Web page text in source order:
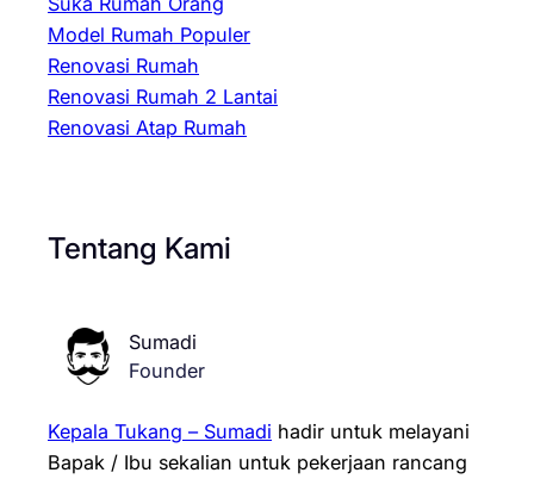
Model Rumah Populer
Renovasi Rumah
Renovasi Rumah 2 Lantai
Renovasi Atap Rumah
Tentang Kami
Sumadi
Founder
Kepala Tukang – Sumadi hadir untuk melayani
Bapak / Ibu sekalian untuk pekerjaan rancang